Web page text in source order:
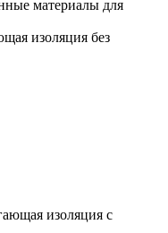
материалы для
изоляция без
изоляция с